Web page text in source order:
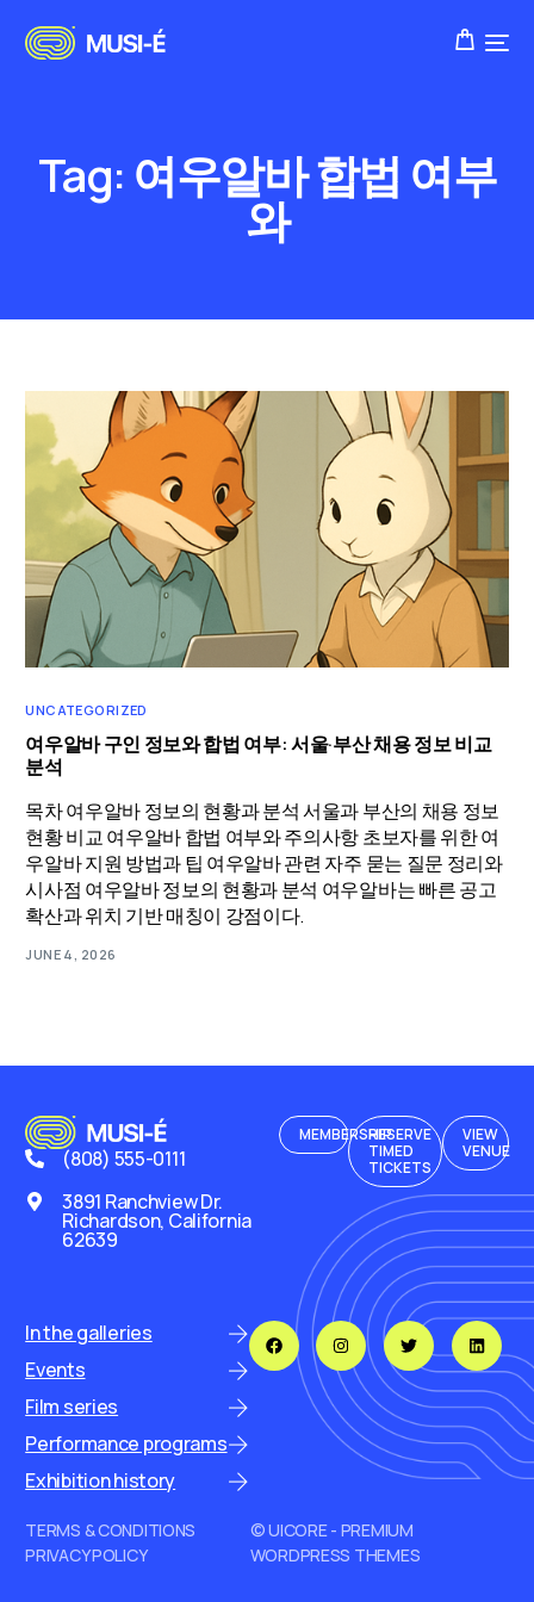
Tag: 여우알바 합법 여부
와
UNCATEGORIZED
여우알바 구인 정보와 합법 여부: 서울·부산 채용 정보 비교
분석
목차 여우알바 정보의 현황과 분석 서울과 부산의 채용 정보
현황 비교 여우알바 합법 여부와 주의사항 초보자를 위한 여
우알바 지원 방법과 팁 여우알바 관련 자주 묻는 질문 정리와
시사점 여우알바 정보의 현황과 분석 여우알바는 빠른 공고
확산과 위치 기반 매칭이 강점이다.
JUNE 4, 2026
(808) 555-0111
3891 Ranchview Dr.
Richardson, California
62639
MEMBERSHIPRESERVE
TIMED
TICKETS
VIEW
VENUE
In the galleries
Events
Film series
Performance programs
Exhibition history
TERMS & CONDITIONS
PRIVACY POLICY
© UICORE - PREMIUM
WORDPRESS THEMES